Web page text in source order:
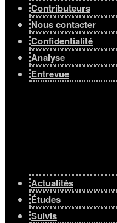
Contributeurs
Nous contacter
Confidentialité
Analyse
Entrevue
Actualités
Études
Suivis